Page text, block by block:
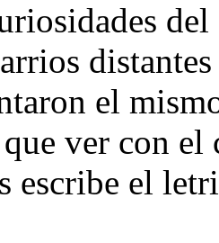
el
ver con el
escribe el